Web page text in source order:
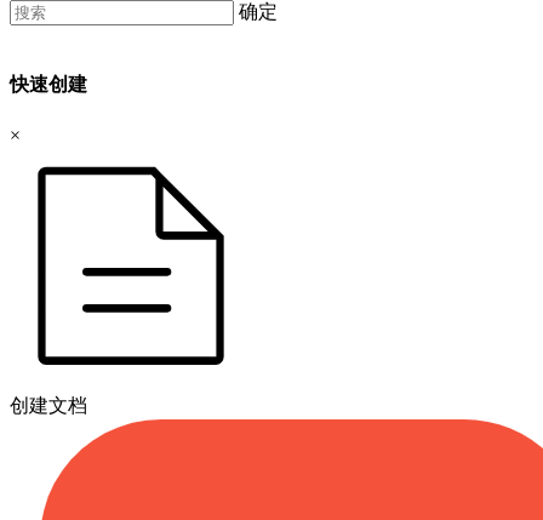
确定
快速创建
×
创建文档